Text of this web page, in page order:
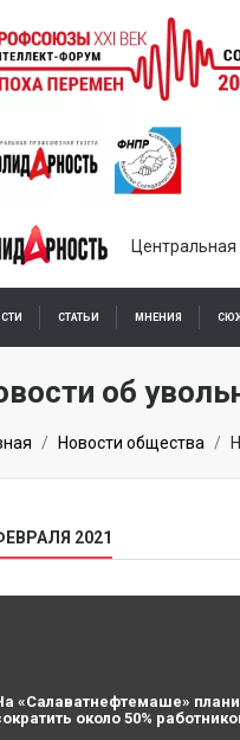
СТАТЬИ МНЕНИЯ
ОНЛАЙН
об
Новости общества
2021
«Салаватнефтемаше»
около 50%